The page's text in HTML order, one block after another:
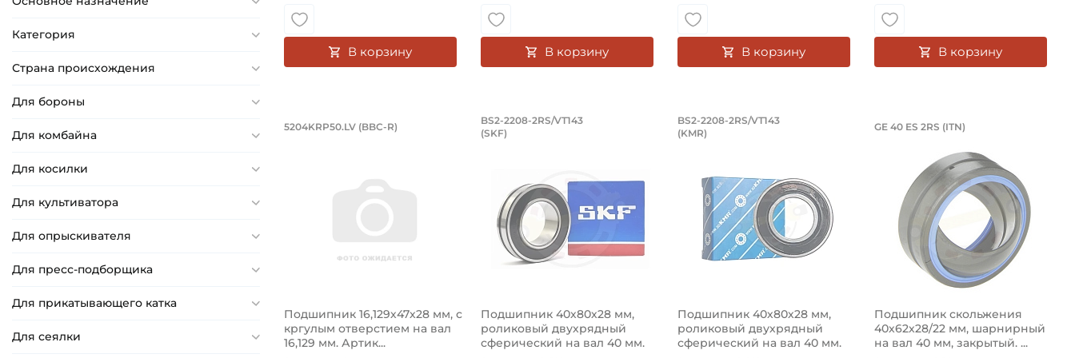
19,43 мм
19,842 мм
20 мм
20,96 мм
21,501 мм
22 мм
22,225 мм
Категория
Страна происхождения
Для бороны
Для комбайна
Для косилки
Для культиватора
Для опрыскивателя
Для пресс-подборщика
Для прикатывающего катка
Для сеялки
В корзину В корзину В корзину В корзину
Подшипник 16,129х47х28 мм, с кргулым отверстием на вал 16,129 мм. Артикул
Подшипник 5204KRP50.LV BBC-R, с кргулым отверстием на вал 16,129 мм.
5204KRP50.LV (BBC-R)
Подшипник 16,129х47х28 мм, с
кргулым отверстием на вал
16,129 мм. Артик...
Подшипник 40х80х28 мм, роликовый двухрядный
Подшипник BS2-2208-2RS/VT143 — это двухрядный радиально-сферический роликовый
BS2-2208-2RS/VT143
(SKF)
Подшипник 40х80х28 мм,
роликовый двухрядный
сферический на вал 40 мм.
Подшипник 40х80х28 мм, роликовый
Подшипник BS2-2208-2RS/VT143 KMR - это двухрядный
BS2-2208-2RS/VT143
(KMR)
Подшипник 40х80х28 мм,
роликовый двухрядный
сферический на вал 40 мм.
Подшипник
GE 40 ES 2RS (ITN)
Подшипник скольжения
40х62х28/22 мм, шарнирный
на вал 40 мм, закрытый. ...